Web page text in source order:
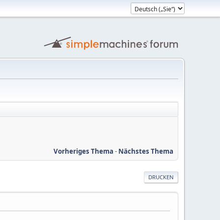
Vorheriges Thema - Nächstes Thema
DRUCKEN